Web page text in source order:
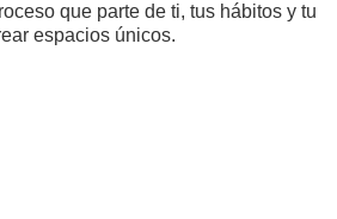
que parte de ti, tus hábitos y tu
espacios únicos.